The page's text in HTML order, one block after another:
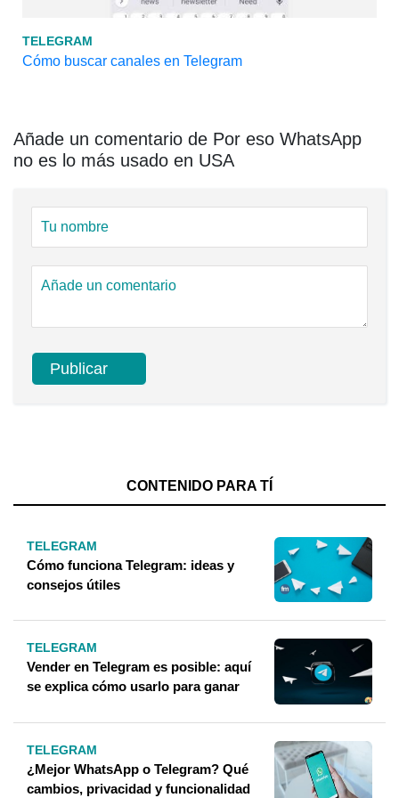
TELEGRAM
Cómo buscar canales en Telegram
Añade un comentario de Por eso WhatsApp
no ​​es lo más usado en USA
CONTENIDO PARA TÍ
TELEGRAM
Cómo funciona Telegram: ideas y
consejos útiles
TELEGRAM
Vender en Telegram es posible: aquí
se explica cómo usarlo para ganar
TELEGRAM
¿Mejor WhatsApp o Telegram? Qué
cambios, privacidad y funcionalidad